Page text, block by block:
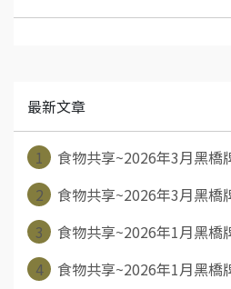
最新文章
1
食物共享~2026年3月黑
2
食物共享~2026年3月黑
3
食物共享~2026年1月黑
4
食物共享~2026年1月黑